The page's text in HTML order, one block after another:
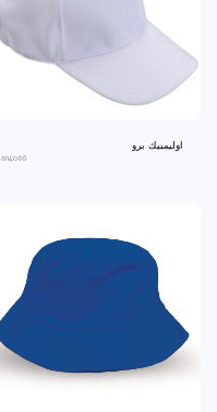
اوليمبيك برو
an4066